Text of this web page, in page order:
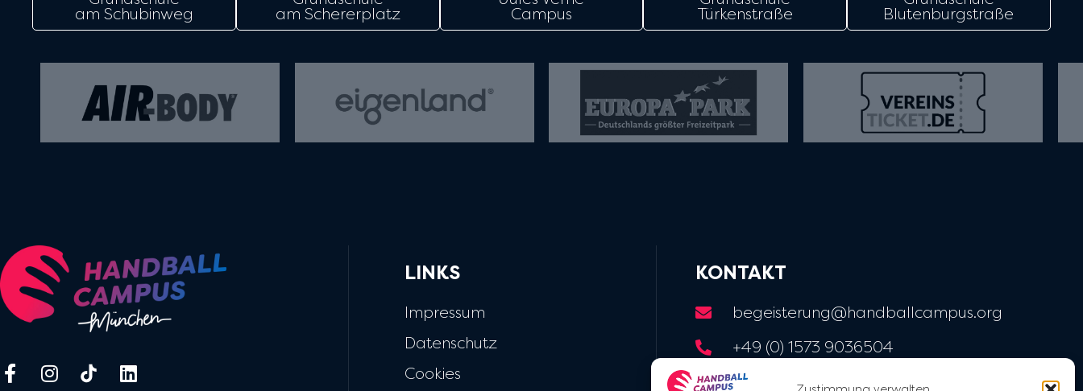
am Schubinweg
am Schererplatz
Campus
Türkenstraße
Blutenburgstraße
LINKS
Impressum
Datenschutz
Cookies
KONTAKT
begeisterung@handballcampus.org
+49 (0) 1573 9036504
Widenmayerstraße 28